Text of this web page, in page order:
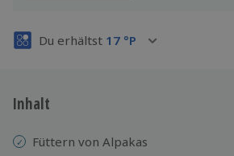
Du erhältst 17 °P
Inhalt
Füttern von Alpakas